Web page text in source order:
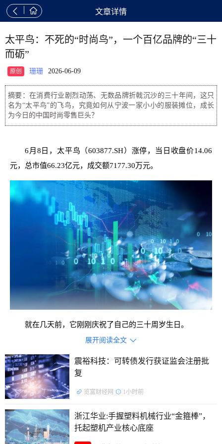
  文章详情
太平鸟：不死的“时尚鸟”，一个百亿品牌的“三十
而砺”
原创 珊珊 2026-06-09
摘要：在消费行业剧烈动荡、无数品牌折戟沉沙的三十年间，这只
名为“太平鸟”的飞鸟，究竟如何从宁波一家小小的服装摊位，成长
为今日的中国时尚零售巨头？
6月8日，太平鸟（603877.SH）涨停，当日收盘价14.06
元，总市值66.23亿元，成交额7177.30万元。
就在几天前，它刚刚庆祝了自己的三十周岁生日。
时尚飞鸟，究竟如何穿越行业风暴，在时代更迭中站稳脚跟？
展开阅读全文 
震裕科技：可转债发行获证监会注册批
复
览富财经网 1小时前
浙江华业:手握塑料机械行业“金箍棒”，
托起塑机产业核心底座